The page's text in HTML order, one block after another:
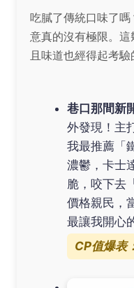
吃膩了傳統口味了
意真的沒有極限。
且味道也經得起考驗
巷口那間新
外發現！主
我最推薦「
濃鬱，卡士
脆，咬下去
價格親民，
最讓我開心
CP值爆表